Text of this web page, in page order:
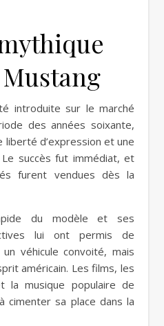
introduite sur le marché
des années soixante,
liberté d’expression et une
succès fut immédiat, et
furent vendues dès la
du modèle et ses
lui ont permis de
véhicule convoité, mais
américain. Les films, les
la musique populaire de
cimenter sa place dans la